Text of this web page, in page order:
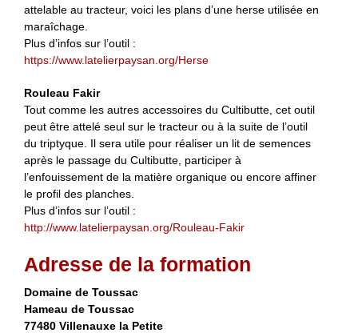
attelable au tracteur, voici les plans d’une herse utilisée en
maraîchage.
Plus d’infos sur l’outil :
https://www.latelierpaysan.org/Herse
Rouleau Fakir
Tout comme les autres accessoires du Cultibutte, cet outil
peut être attelé seul sur le tracteur ou à la suite de l’outil
du triptyque. Il sera utile pour réaliser un lit de semences
après le passage du Cultibutte, participer à
l’enfouissement de la matière organique ou encore affiner
le profil des planches.
Plus d’infos sur l’outil :
http://www.latelierpaysan.org/Rouleau-Fakir
Adresse de la formation
Domaine de Toussac
Hameau de Toussac
77480 Villenauxe la Petite